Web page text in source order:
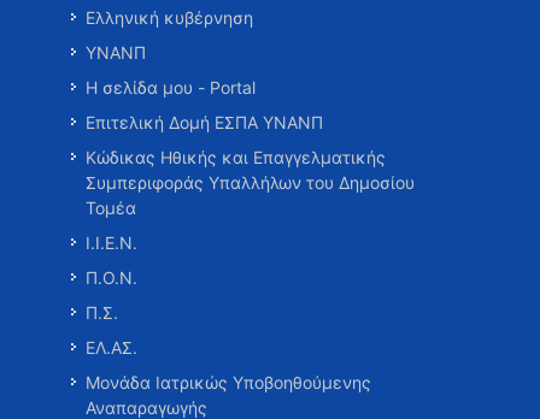
Ελληνική κυβέρνηση
ΥΝΑΝΠ
Η σελίδα μου - Portal
Επιτελική Δομή ΕΣΠΑ ΥΝΑΝΠ
Κώδικας Ηθικής και Επαγγελματικής
Συμπεριφοράς Υπαλλήλων του Δημοσίου
Τομέα
Ι.Ι.Ε.Ν.
Π.Ο.Ν.
Π.Σ.
ΕΛ.ΑΣ.
Μονάδα Ιατρικώς Υποβοηθούμενης
Αναπαραγωγής